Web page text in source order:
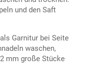
und den Saft
Garnitur bei Seite
waschen,
mm große Stücke